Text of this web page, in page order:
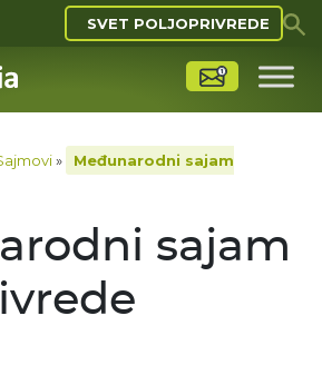
SVET POLJOPRIVREDE
»
Međunarodni sajam
sajam